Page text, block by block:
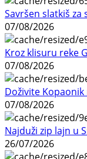
Savršen slatkiš za
07/08/2026
Kroz klisuru reke
07/08/2026
Doživite
07/08/2026
Najduži zip lajn u
26/07/2026